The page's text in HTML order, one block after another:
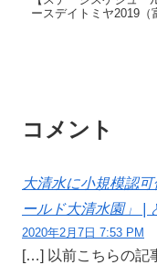
ースデイトミヤ2019（
コメント
大清水に小規模認
ールド大清水園」 |
2020年2月7日 7:53 PM
[…] 以前こちらの記